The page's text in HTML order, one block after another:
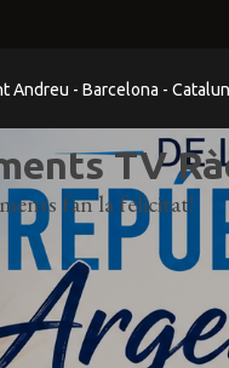
Andreu - Barcelona -
TV
fan la felicitat!